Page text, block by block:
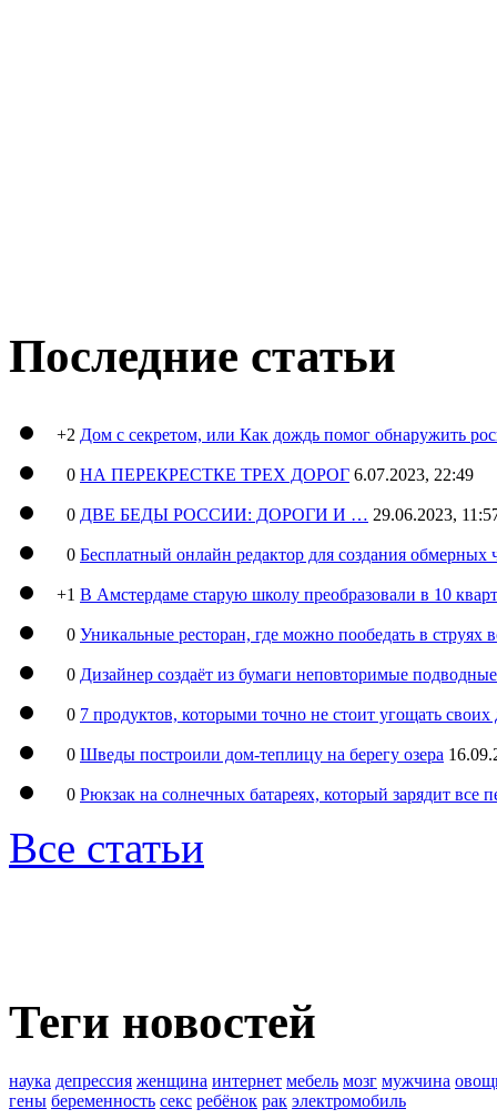
Последние статьи
+2 Дом с секретом, или Как дождь помог обнаружить
0 НА ПЕРЕКРЕСТКЕ ТРЕХ ДОРОГ 6.07.2023, 22:49
0 ДВЕ БЕДЫ РОССИИ: ДОРОГИ И … 29.06.2023,
0 Бесплатный онлайн редактор для создания обмерных
+1 В Амстердаме старую школу преобразовали в 10
0 Уникальные ресторан, где можно пообедать в струях
0 Дизайнер создаёт из бумаги неповторимые
0 7 продуктов, которыми точно не стоит угощать
0 Шведы построили дом-теплицу на берегу озера
0 Рюкзак на солнечных батареях, который зарядит все
Все статьи
Теги новостей
наука депрессия женщина интернет мебель мозг мужчина
гены беременность секс ребёнок рак электромобиль